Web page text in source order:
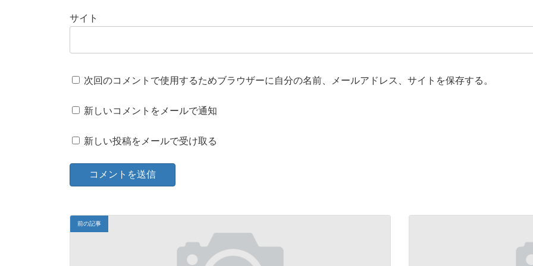
サイト
次回のコメントで使用するためブラウザーに自分の名前、メールアドレス、サイトを保存する。
新しいコメントをメールで通知
新しい投稿をメールで受け取る
前の記事